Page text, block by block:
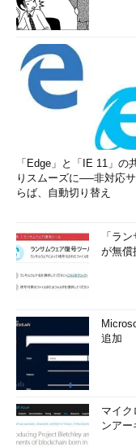
「Edge」と「IE 11」の
りスムーズに──非対応
らば、自動切り替え
「ラ
が無償
追加
マイク
ンア